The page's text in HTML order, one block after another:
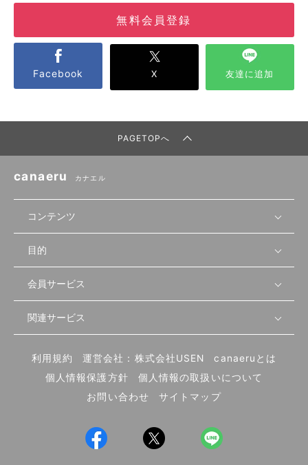
無料会員登録
Facebook X 友達に追加
PAGETOPへ
canaeru カナエル
コンテンツ
無料開業相談
セミナー情報
セミナー動画
物件を探す
首都圏
北海道
先輩開業者の声
開業・経営に関する記事
編集ポリシー
業態別の開業方法
UIターン開業特集
目的
店舗運営
物件
内装・設備
食材・仕入れ
会員サービス
会員登録
ログイン
関連サービス
飲食店サクセスガイド（外部サイト）
利用規約 運営会社：株式会社USEN
canaeruとは
個人情報保護方針
個人情報の取扱いについて
お問い合わせ
サイトマップ